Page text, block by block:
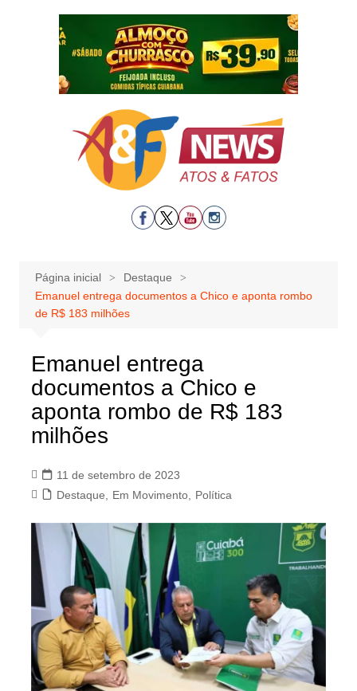
Página inicial
Destaque
Emanuel entrega documentos a Chico e aponta rombo
de R$ 183 milhões
Emanuel entrega
documentos a Chico e
aponta rombo de R$ 183
milhões
11 de setembro de 2023
Destaque
Em Movimento, Política